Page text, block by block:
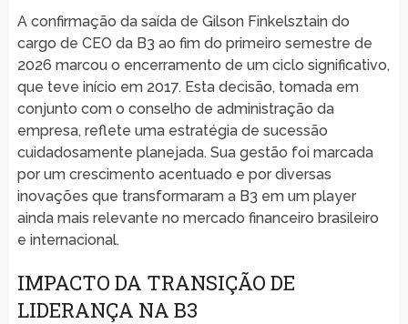
A confirmação da saída de Gilson Finkelsztain do
cargo de CEO da B3 ao fim do primeiro semestre de
2026 marcou o encerramento de um ciclo significativo,
que teve início em 2017. Esta decisão, tomada em
conjunto com o conselho de administração da
empresa, reflete uma estratégia de sucessão
cuidadosamente planejada. Sua gestão foi marcada
por um crescimento acentuado e por diversas
inovações que transformaram a B3 em um player
ainda mais relevante no mercado financeiro brasileiro
e internacional.
IMPACTO DA TRANSIÇÃO DE
LIDERANÇA NA B3